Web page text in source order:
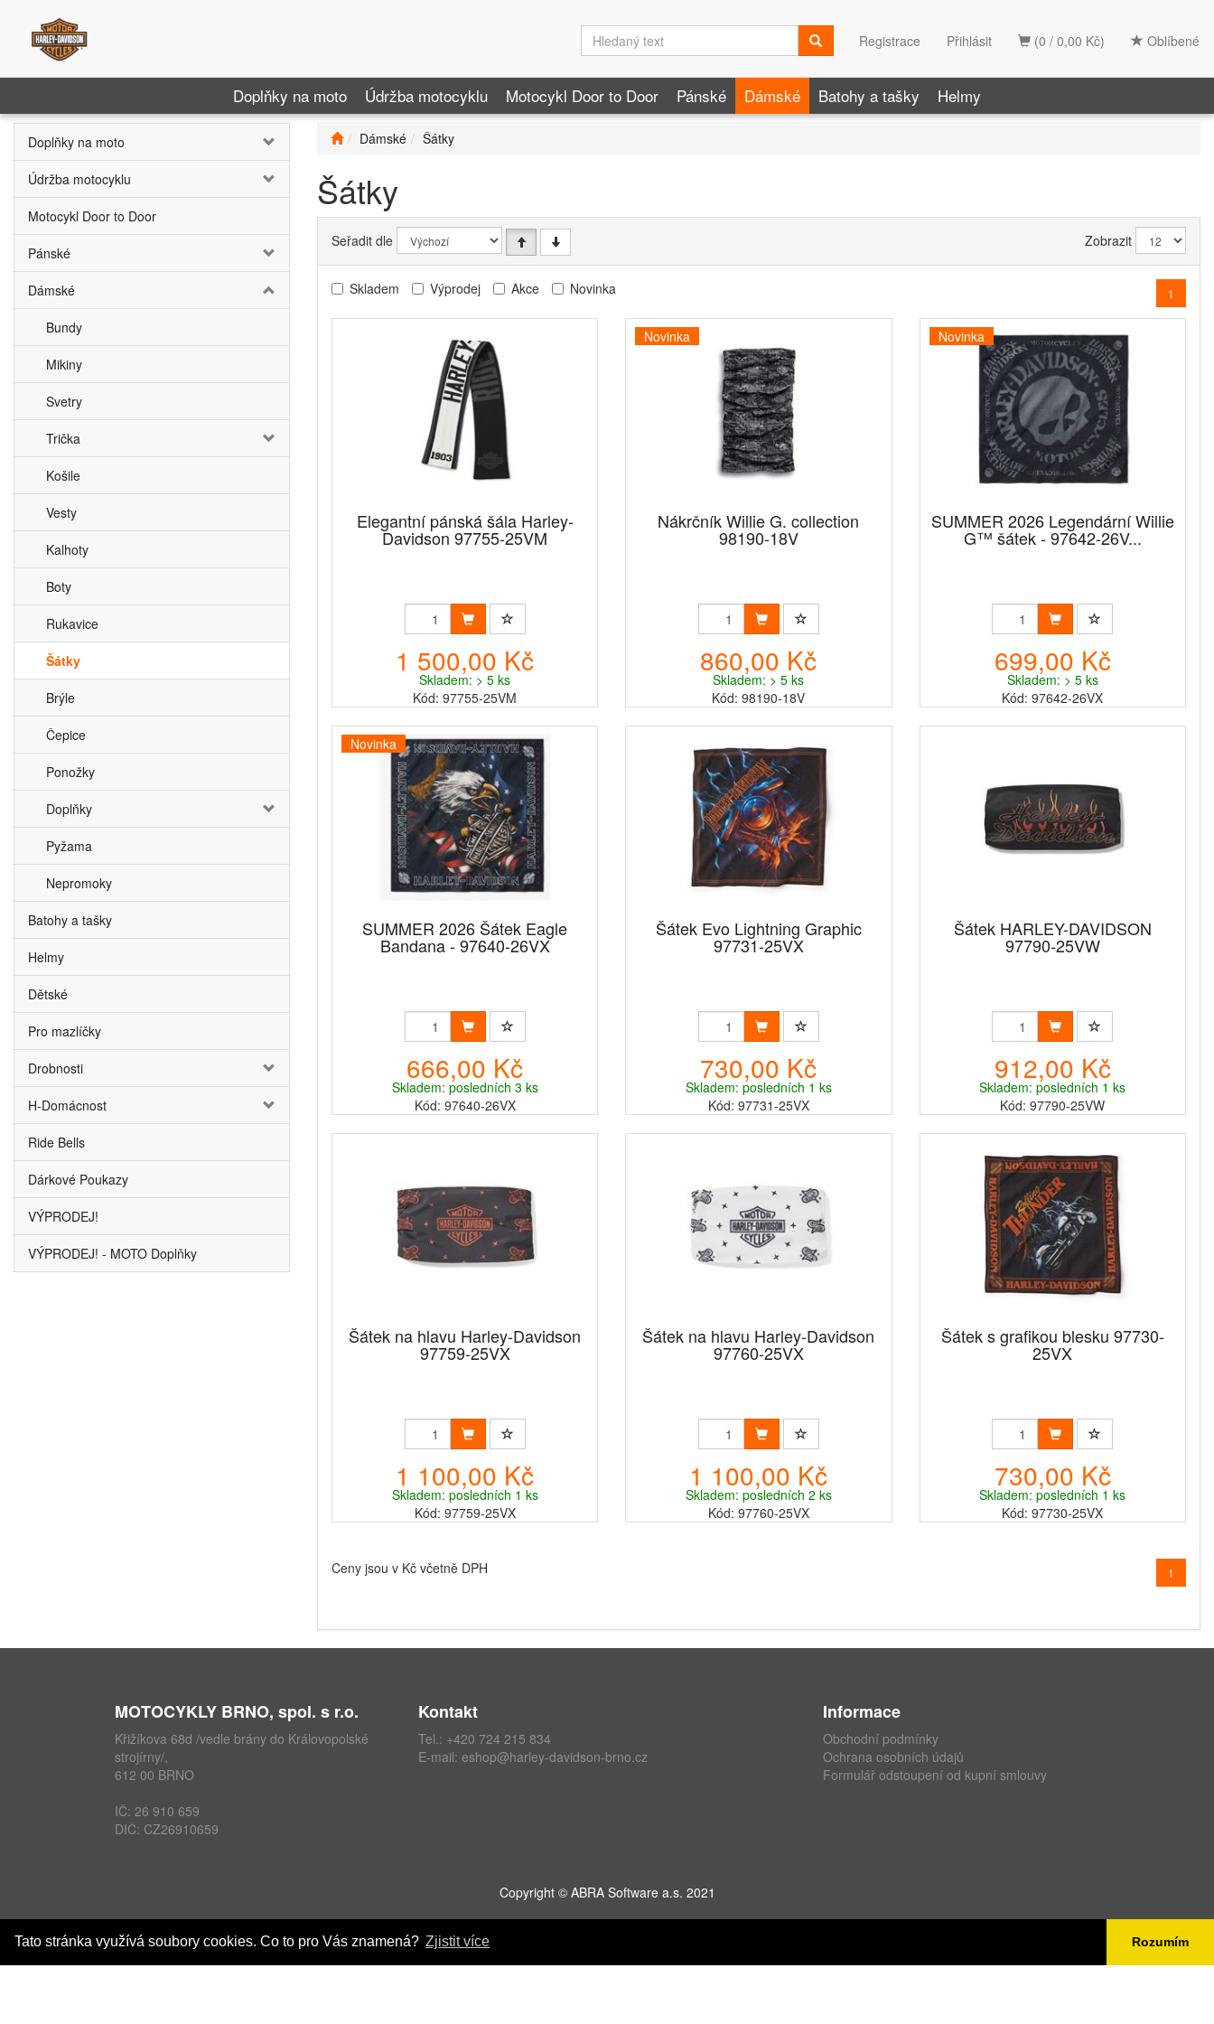
Tato stránka využívá soubory cookies. Co to pro Vás znamená? Zjistit více Rozumím
(0 / 0,00 Kč) Oblíbené
Registrace Přihlásit
Doplňky na moto Údržba motocyklu Motocykl Door to Door Pánské Dámské Batohy a tašky Helmy
Doplňky na moto
Údržba motocyklu
Motocykl Door to Door
Pánské
Dámské
Bundy
Mikiny
Svetry
Trička
Košile
Vesty
Kalhoty
Boty
Rukavice
Šátky
Brýle
Čepice
Ponožky
Doplňky
Pyžama
Nepromoky
Batohy a tašky
Helmy
Dětské
Pro mazlíčky
Drobnosti
H-Domácnost
Ride Bells
Dárkové Poukazy
VÝPRODEJ!
VÝPRODEJ! - MOTO Doplňky
Dámské Šátky
Šátky
Seřadit dle Zobrazit
Skladem Výprodej Akce Novinka 1
Elegantní pánská šála Harley-
Davidson 97755-25VM
1 500,00 Kč
Skladem: > 5 ks
Kód: 97755-25VM
Novinka
Nákrčník Willie G. collection
98190-18V
860,00 Kč
Skladem: > 5 ks
Kód: 98190-18V
Novinka
SUMMER 2026 Legendární Willie
G™ šátek - 97642-26V...
699,00 Kč
Skladem: > 5 ks
Kód: 97642-26VX
Novinka
SUMMER 2026 Šátek Eagle
Bandana - 97640-26VX
666,00 Kč
Skladem: posledních 3 ks
Kód: 97640-26VX
Šátek Evo Lightning Graphic
97731-25VX
730,00 Kč
Skladem: posledních 1 ks
Kód: 97731-25VX
Šátek HARLEY-DAVIDSON
97790-25VW
912,00 Kč
Skladem: posledních 1 ks
Kód: 97790-25VW
Šátek na hlavu Harley-Davidson
97759-25VX
1 100,00 Kč
Skladem: posledních 1 ks
Kód: 97759-25VX
Šátek na hlavu Harley-Davidson
97760-25VX
1 100,00 Kč
Skladem: posledních 2 ks
Kód: 97760-25VX
Šátek s grafikou blesku 97730-
25VX
730,00 Kč
Skladem: posledních 1 ks
Kód: 97730-25VX
Ceny jsou v Kč včetně DPH 1
MOTOCYKLY BRNO, spol. s r.o.
Křižíkova 68d /vedle brány do Královopolské
strojírny/,
612 00 BRNO
IČ: 26 910 659
DIČ: CZ26910659
Kontakt
Tel.: +420 724 215 834
E-mail: eshop@harley-davidson-brno.cz
Informace
Obchodní podmínky
Ochrana osobních údajů
Formulář odstoupení od kupní smlouvy
Copyright © ABRA Software a.s. 2021